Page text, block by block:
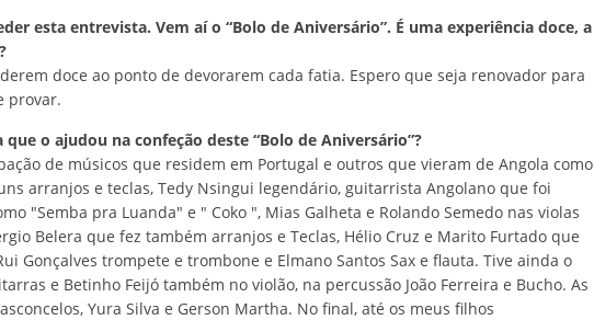
esta entrevista. Vem aí o “Bolo de Aniversário”. É uma experiência doce, a
doce ao ponto de devorarem cada fatia. Espero que seja renovador para
provar.
o ajudou na confeção deste “Bolo de Aniversário”?
de músicos que residem em Portugal e outros que vieram de Angola como
arranjos e teclas, Tedy Nsingui legendário, guitarrista Angolano que foi
"Semba pra Luanda" e " Coko ", Mias Galheta e Rolando Semedo nas violas
Belera que fez também arranjos e Teclas, Hélio Cruz e Marito Furtado que
Gonçalves trompete e trombone e Elmano Santos Sax e flauta. Tive ainda o
e Betinho Feijó também no violão, na percussão João Ferreira e Bucho. As
Yura Silva e Gerson Martha. No final, até os meus filhos